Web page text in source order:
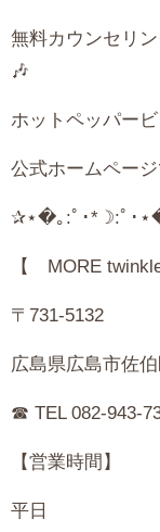
無料カウンセリ
🎶
ホットペッパー
公式ホームペー
‪‪✰⋆�｡ :ﾟ･* ☽:ﾟ･
【 MORE
〒 731-5132
広島県広島市佐
☎︎ TEL 082-943-
【営業時間】
平日